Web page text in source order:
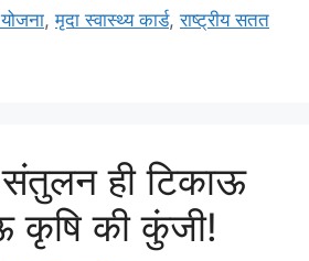
,मृदा स्वास्थ्य कार्ड,राष्ट्रीय सतत
संतुलन ही टिकाऊ
कृषि की कुंजी!